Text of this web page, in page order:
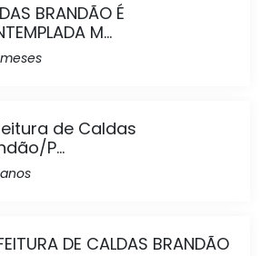
BRANDÃO É
M...
de Caldas
P...
DE CALDAS BRANDÃO